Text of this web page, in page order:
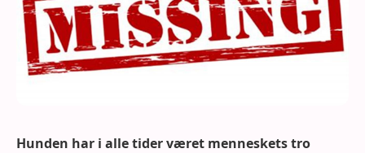
Hunden har i alle tider været menneskets tro